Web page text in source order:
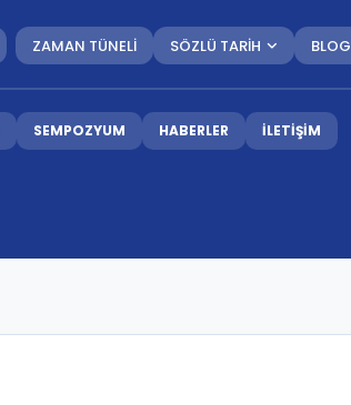
ZAMAN TÜNELİ SÖZLÜ TARİH BLOG
SEMPOZYUM HABERLER İLETİŞİM